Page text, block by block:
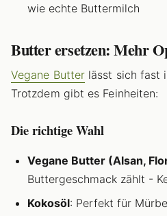
wie echte Buttermilch
Butter ersetzen: Mehr
Vegane Butter lässt sich fast
Trotzdem gibt es Feinheiten:
Die richtige Wahl
Vegane Butter (Alsan,
Buttergeschmack zählt -
Kokosöl: Perfekt für